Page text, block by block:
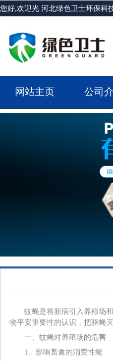
您好,欢迎光 河北绿色卫士环保科
网站主页 公司
蚊蝇是将新病引入养殖场和
物平安重要性的认识，把驱蝇
一、蚊蝇对养殖场的危害
1、影响畜禽的消费性能